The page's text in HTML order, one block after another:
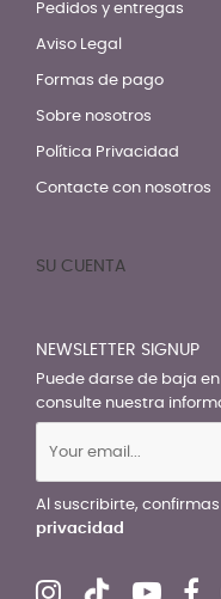
Pedidos y entregas
Aviso Legal
Formas de pago
Sobre nosotros
Política Privacidad
Contacte con nosotros
SU CUENTA
NEWSLETTER SIGNUP
Puede darse de baja
consulte nuestra
Al suscribirte,
privacidad